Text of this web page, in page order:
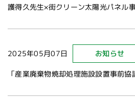
護得久先生×街クリーン太陽光パネル
2025年05月07日 お知らせ